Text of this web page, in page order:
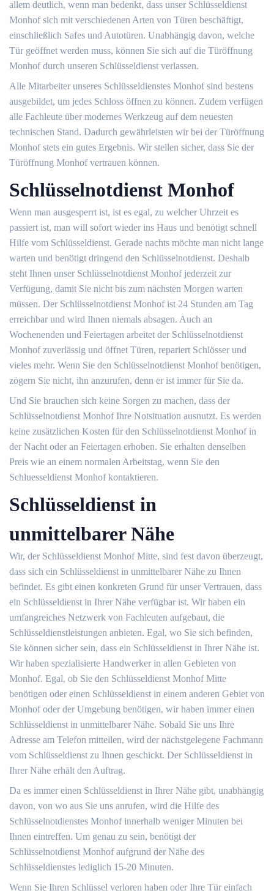
allem deutlich, wenn man bedenkt, dass unser Schlüsseldienst
Monhof sich mit verschiedenen Arten von Türen beschäftigt,
einschließlich Safes und Autotüren. Unabhängig davon, welche
Tür geöffnet werden muss, können Sie sich auf die Türöffnung
Monhof durch unseren Schlüsseldienst verlassen.
Alle Mitarbeiter unseres Schlüsseldienstes Monhof sind bestens
ausgebildet, um jedes Schloss öffnen zu können. Zudem verfügen
alle Fachleute über modernes Werkzeug auf dem neuesten
technischen Stand. Dadurch gewährleisten wir bei der Türöffnung
Monhof stets ein gutes Ergebnis. Wir stellen sicher, dass Sie der
Türöffnung Monhof vertrauen können.
Schlüsselnotdienst Monhof
Wenn man ausgesperrt ist, ist es egal, zu welcher Uhrzeit es
passiert ist, man will sofort wieder ins Haus und benötigt schnell
Hilfe vom Schlüsseldienst. Gerade nachts möchte man nicht lange
warten und benötigt dringend den Schlüsselnotdienst. Deshalb
steht Ihnen unser Schlüsselnotdienst Monhof jederzeit zur
Verfügung, damit Sie nicht bis zum nächsten Morgen warten
müssen. Der Schlüsselnotdienst Monhof ist 24 Stunden am Tag
erreichbar und wird Ihnen niemals absagen. Auch an
Wochenenden und Feiertagen arbeitet der Schlüsselnotdienst
Monhof zuverlässig und öffnet Türen, repariert Schlösser und
vieles mehr. Wenn Sie den Schlüsselnotdienst Monhof benötigen,
zögern Sie nicht, ihn anzurufen, denn er ist immer für Sie da.
Und Sie brauchen sich keine Sorgen zu machen, dass der
Schlüsselnotdienst Monhof Ihre Notsituation ausnutzt. Es werden
keine zusätzlichen Kosten für den Schlüsselnotdienst Monhof in
der Nacht oder an Feiertagen erhoben. Sie erhalten denselben
Preis wie an einem normalen Arbeitstag, wenn Sie den
Schluesseldienst Monhof kontaktieren.
Schlüsseldienst in
unmittelbarer Nähe
Wir, der Schlüsseldienst Monhof Mitte, sind fest davon überzeugt,
dass sich ein Schlüsseldienst in unmittelbarer Nähe zu Ihnen
befindet. Es gibt einen konkreten Grund für unser Vertrauen, dass
ein Schlüsseldienst in Ihrer Nähe verfügbar ist. Wir haben ein
umfangreiches Netzwerk von Fachleuten aufgebaut, die
Schlüsseldienstleistungen anbieten. Egal, wo Sie sich befinden,
Sie können sicher sein, dass ein Schlüsseldienst in Ihrer Nähe ist.
Wir haben spezialisierte Handwerker in allen Gebieten von
Monhof. Egal, ob Sie den Schlüsseldienst Monhof Mitte
benötigen oder einen Schlüsseldienst in einem anderen Gebiet von
Monhof oder der Umgebung benötigen, wir haben immer einen
Schlüsseldienst in unmittelbarer Nähe. Sobald Sie uns Ihre
Adresse am Telefon mitteilen, wird der nächstgelegene Fachmann
vom Schlüsseldienst zu Ihnen geschickt. Der Schlüsseldienst in
Ihrer Nähe erhält den Auftrag.
Da es immer einen Schlüsseldienst in Ihrer Nähe gibt, unabhängig
davon, von wo aus Sie uns anrufen, wird die Hilfe des
Schlüsselnotdienstes Monhof innerhalb weniger Minuten bei
Ihnen eintreffen. Um genau zu sein, benötigt der
Schlüsselnotdienst Monhof aufgrund der Nähe des
Schlüsseldienstes lediglich 15-20 Minuten.
Wenn Sie Ihren Schlüssel verloren haben oder Ihre Tür einfach